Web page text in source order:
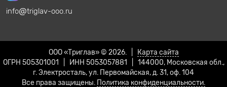
info triglav-ooo.ru
ООО «Триглав» © 2026. |
Карта сайта
ОГРН 505301001 | ИНН 5053057881 | 144000, Московская обл.,
г. Электросталь, ул. Первомайская, д. 31, оф. 104
Все права защищены. Политика конфиденциальности.